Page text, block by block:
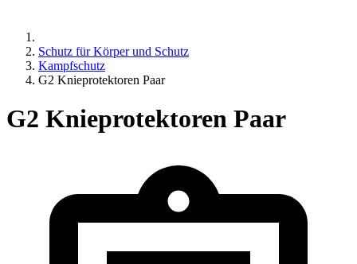
Schutz für Körper und Schutz
Kampfschutz
G2 Knieprotektoren Paar
G2 Knieprotektoren Paar